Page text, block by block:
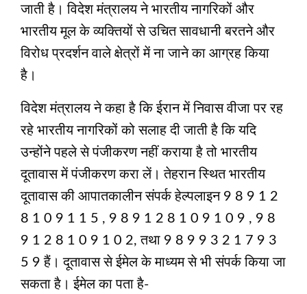
जाती है। विदेश मंत्रालय ने भारतीय नागरिकों और
भारतीय मूल के व्यक्तियों से उचित सावधानी बरतने और
विरोध प्रदर्शन वाले क्षेत्रों में ना जाने का आग्रह किया
है।
विदेश मंत्रालय ने कहा है कि ईरान में निवास वीजा पर रह
रहे भारतीय नागरिकों को सलाह दी जाती है कि यदि
उन्होंने पहले से पंजीकरण नहीं कराया है तो भारतीय
दूतावास में पंजीकरण करा लें। तेहरान स्थित भारतीय
दूतावास की आपातकालीन संपर्क हेल्पलाइन 9 8 9 1 2
8 1 0 9 1 1 5 , 9 8 9 1 2 8 1 0 9 1 0 9 , 9 8
9 1 2 8 1 0 9 1 0 2, तथा 9 8 9 9 3 2 1 7 9 3
5 9 हैं। दूतावास से ईमेल के माध्यम से भी संपर्क किया जा
सकता है। ईमेल का पता है-